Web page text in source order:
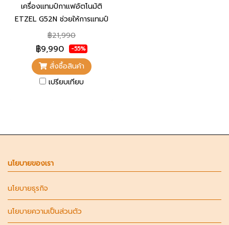
เครื่องแทมป์กาแฟอัตโนมัติ
ETZEL G52N ช่วยให้การแทมป์
กาแฟง่าย รวดเร็ว และได้
มาตรฐานทุกแก้ว เพียงใส่ด้าม
ชงเข้าเครื่อง เครื่องจะกด
อัตโนมัติ ใช้เวลาเพียงประมาณ
2 วินาที ช่วยให้หน้ากาแฟเรียบ
ทุกครั้ง
฿21,990
฿9,990 -55%
สั่งซื้อสินค้า
เปรียบเทียบ
นโยบายของเรา
นโยบายธุรกิจ
นโยบายความเป็นส่วนตัว